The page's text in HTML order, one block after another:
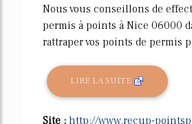
Nous vous conseillons de
permis à points à Nice 06000
rattraper vos points de permis
LIRE LA SUITE
Site : http://www.recup-